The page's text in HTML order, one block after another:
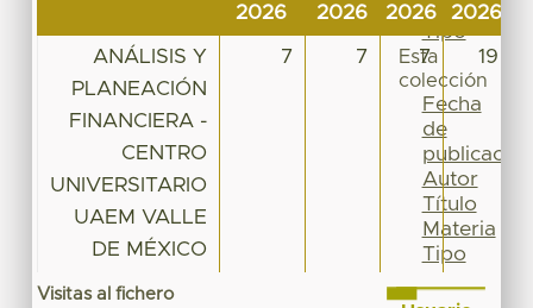
2026
2026
2026
2026
ANÁLISIS Y
PLANEACIÓN
FINANCIERA -
CENTRO
UNIVERSITARIO
UAEM VALLE
DE MÉXICO
7 7 7 19
Visitas al fichero
Materia
Tipo
Esta
colección
Fecha
de
publicación
Autor
Título
Materia
Tipo